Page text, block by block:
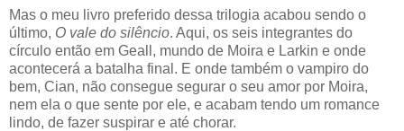
Mas o meu livro preferido dessa trilogia acabou sendo o
último, O vale do silêncio. Aqui, os seis integrantes do
círculo então em Geall, mundo de Moira e Larkin e onde
acontecerá a batalha final. E onde também o vampiro do
bem, Cian, não consegue segurar o seu amor por Moira,
nem ela o que sente por ele, e acabam tendo um romance
lindo, de fazer suspirar e até chorar.